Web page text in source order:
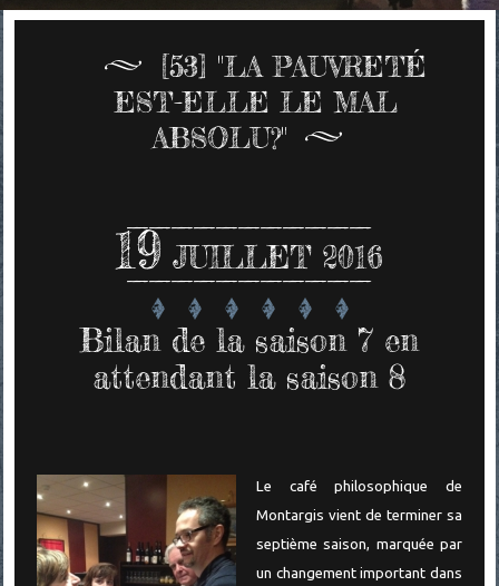
[53] "LA PAUVRETÉ
EST-ELLE LE MAL
ABSOLU?"
19 JUILLET 2016
Bilan de la saison 7 en
attendant la saison 8
Le café philosophique de
Montargis vient de terminer sa
septième saison, marquée par
un changement important dans